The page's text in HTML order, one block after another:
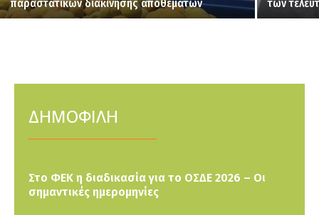
παραστατικών διακίνησης αποθεμάτων
των
ΔΗΜΟΦΙΛΗ
Στο ΦΕΚ η διαδικασία για το ΟΣΔΕ 2026 – Οι
σημαντικές ημερομηνίες